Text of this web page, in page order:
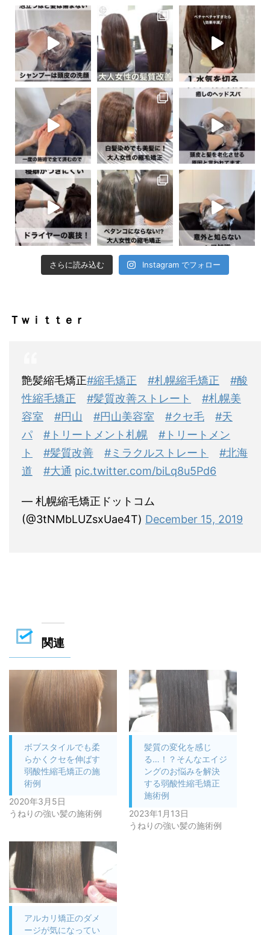
さらに読み込む Instagram でフォロー
Ｔｗｉｔｔｅｒ
艶髪縮毛矯正#縮毛矯正 #札幌縮毛矯正
#酸
性縮毛矯正
#髪質改善ストレート
#札幌美
容室
#円山 #円山美容室 #クセ毛
#天
パ
#トリートメント札幌
#トリートメン
ト
#髪質改善 #ミラクルストレート
#北海
道
#大通 pic.twitter.com/biLq8u5Pd6
— 札幌縮毛矯正ドットコム
(@3tNMbLUZsxUae4T) December 15, 2019
関連
ボブスタイルでも柔
らかくクセを伸ばす
弱酸性縮毛矯正の施
術例
2020年3月5日
うねりの強い髪の施術例
髪質の変化を感じ
る…！？そんなエイジ
ングのお悩みを解決
する弱酸性縮毛矯正
施術例
2023年1月13日
うねりの強い髪の施術例
アルカリ矯正のダメ
ージが気になってい